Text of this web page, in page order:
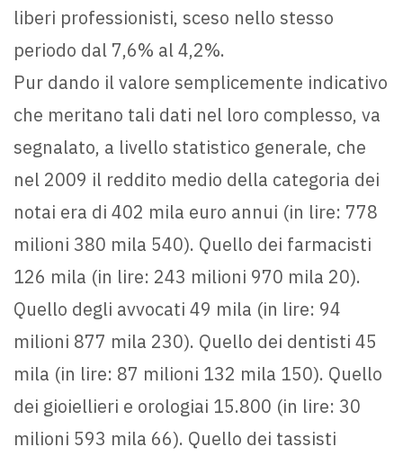
liberi professionisti, sceso nello stesso
periodo dal 7,6% al 4,2%.
Pur dando il valore semplicemente indicativo
che meritano tali dati nel loro complesso, va
segnalato, a livello statistico generale, che
nel 2009 il reddito medio della categoria dei
notai era di 402 mila euro annui (in lire: 778
milioni 380 mila 540). Quello dei farmacisti
126 mila (in lire: 243 milioni 970 mila 20).
Quello degli avvocati 49 mila (in lire: 94
milioni 877 mila 230). Quello dei dentisti 45
mila (in lire: 87 milioni 132 mila 150). Quello
dei gioiellieri e orologiai 15.800 (in lire: 30
milioni 593 mila 66). Quello dei tassisti